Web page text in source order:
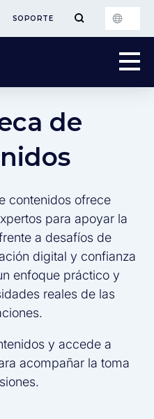
SOPORTE
de
contenidos ofrece
para apoyar la
a desafíos de
digital y confianza
enfoque práctico y
reales de las
y accede a
acompañar la toma